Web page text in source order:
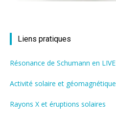
Liens pratiques
Résonance de Schumann en LIVE
Activité solaire et géomagnétique
Rayons X et éruptions solaires